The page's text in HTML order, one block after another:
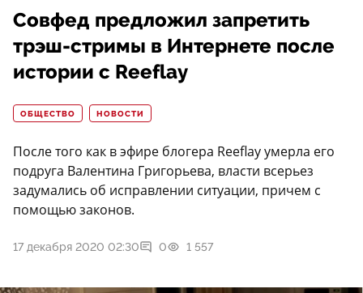
Совфед предложил запретить
трэш-стримы в Интернете после
истории с Reeflay
ОБЩЕСТВО НОВОСТИ
После того как в эфире блогера Reeflay умерла его
подруга Валентина Григорьева, власти всерьез
задумались об исправлении ситуации, причем с
помощью законов.
17 декабря 2020 02:30 0 1 557